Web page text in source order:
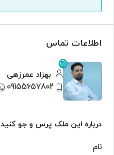
اطلاعات تماس
بهزاد عمرزهی
09155657802
درباره این ملک پرس و جو کنید
نام